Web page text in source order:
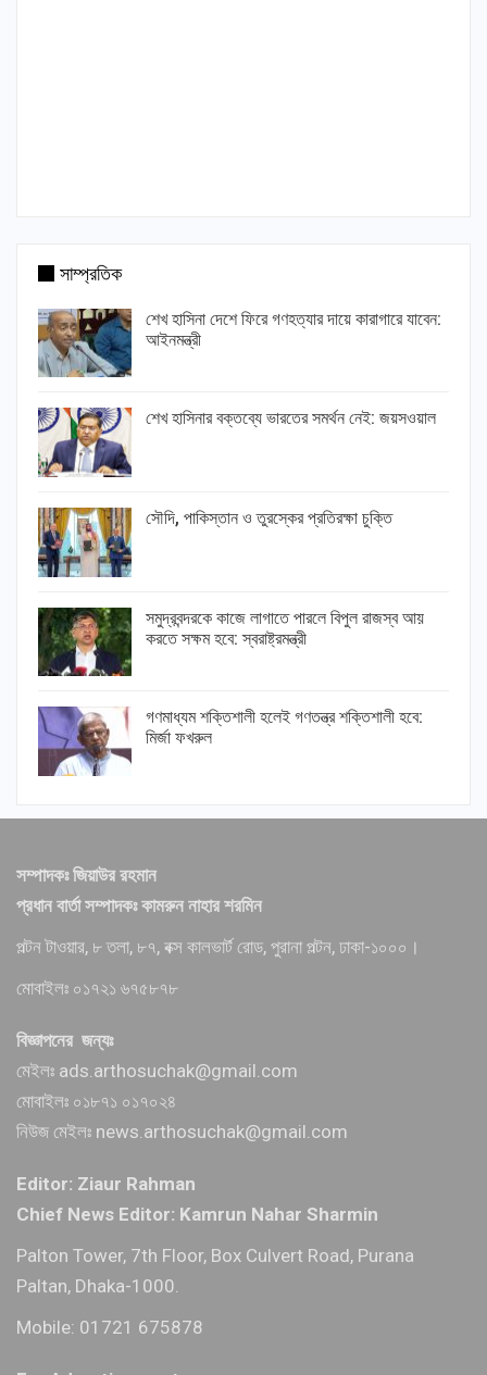
সাম্প্রতিক
শেখ হাসিনা দেশে ফিরে গণহত্যার দায়ে কারাগারে যাবেন:
আইনমন্ত্রী
শেখ হাসিনার বক্তব্যে ভারতের সমর্থন নেই: জয়সওয়াল
সৌদি, পাকিস্তান ও তুরস্কের প্রতিরক্ষা চুক্তি
সমুদ্রবন্দরকে কাজে লাগাতে পারলে বিপুল রাজস্ব আয়
করতে সক্ষম হবে: স্বরাষ্ট্রমন্ত্রী
গণমাধ্যম শক্তিশালী হলেই গণতন্ত্র শক্তিশালী হবে:
মির্জা ফখরুল
সম্পাদকঃ জিয়াউর রহমান
প্রধান বার্তা সম্পাদকঃ কামরুন নাহার শরমিন
পল্টন টাওয়ার, ৮ তলা, ৮৭, বক্স কালভার্ট রোড, পুরানা পল্টন, ঢাকা-১০০০।
মোবাইলঃ ০১৭২১ ৬৭৫৮৭৮
বিজ্ঞাপনের জন্যঃ
মেইলঃ ads.arthosuchak@gmail.com
মোবাইলঃ ০১৮৭১ ০১৭০২৪
নিউজ মেইলঃ news.arthosuchak@gmail.com
Editor: Ziaur Rahman
Chief News Editor: Kamrun Nahar Sharmin
Palton Tower, 7th Floor, Box Culvert Road, Purana
Paltan, Dhaka-1000.
Mobile: 01721 675878